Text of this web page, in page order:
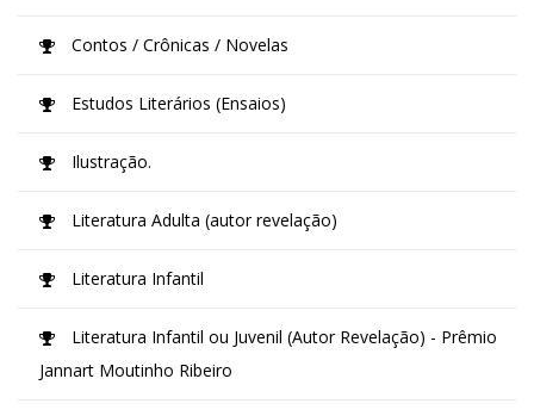
Contos / Crônicas / Novelas
Estudos Literários (Ensaios)
Ilustração.
Literatura Adulta (autor revelação)
Literatura Infantil
Literatura Infantil ou Juvenil (Autor Revelação) - Prêmio
Jannart Moutinho Ribeiro